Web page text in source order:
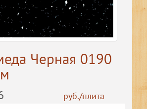
Черная 0190
руб./плита